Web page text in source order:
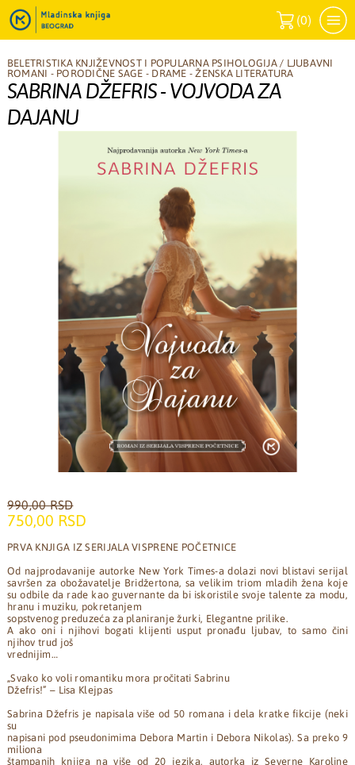
(0)
BELETRISTIKA KNJIŽEVNOST I POPULARNA PSIHOLOGIJA / LJUBAVNI
ROMANI - PORODIČNE SAGE - DRAME - ŽENSKA LITERATURA
SABRINA DŽEFRIS - VOJVODA ZA
DAJANU
990,00 RSD
750,00 RSD
PRVA KNJIGA IZ SERIJALA VISPRENE POČETNICE
Od najprodavanije autorke New York Times-a dolazi novi blistavi serijal
savršen za obožavatelje Bridžertona, sa velikim triom mladih žena koje
su odbile da rade kao guvernante da bi iskoristile svoje talente za modu,
hranu i muziku, pokretanjem
sopstvenog preduzeća za planiranje žurki, Elegantne prilike.
A ako oni i njihovi bogati klijenti usput pronađu ljubav, to samo čini
njihov trud još
vrednijim…
„Svako ko voli romantiku mora pročitati Sabrinu
Džefris!” – Lisa Klejpas
Sabrina Džefris je napisala više od 50 romana i dela kratke fikcije (neki
su
napisani pod pseudonimima Debora Martin i Debora Nikolas). Sa preko 9
miliona
štampanih knjiga na više od 20 jezika, autorka iz Severne Karoline